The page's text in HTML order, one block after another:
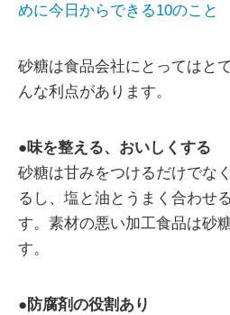
めに今日からできる10のこと
砂糖は食品会社にとってはと
んな利点があります。
●味を整える、おいしくする
砂糖は甘みをつけるだけでな
るし、塩と油とうまく合わせ
す。素材の悪い加工食品は砂
す。
● 防腐剤の役割あり